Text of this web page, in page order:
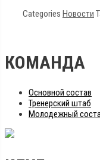
Categories Новости
КОМАНДА
Основной состав
Тренерский штаб
Молодежный